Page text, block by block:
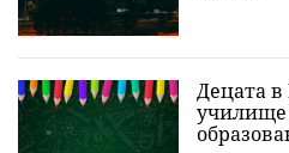
Децата в
училище